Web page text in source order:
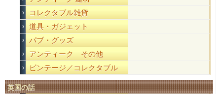
コレクタブル雑貨
道具・ガジェット
パブ・グッズ
アンティーク その他
ビンテージ／コレクタブル
英国の話